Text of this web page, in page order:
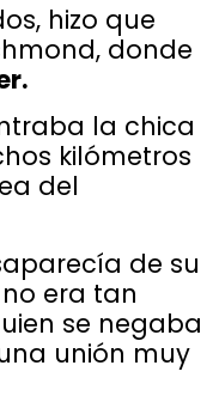
hizo que
donde
la chica
kilómetros
del
de su
era tan
se negaba
unión muy